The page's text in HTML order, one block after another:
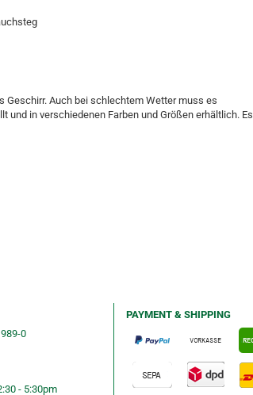
Geschirr. Auch bei schlechtem Wetter muss es
in verschiedenen Farben und Größen erhältlich. Es
0
- 5:30pm
PAYMENT & SHIPPING